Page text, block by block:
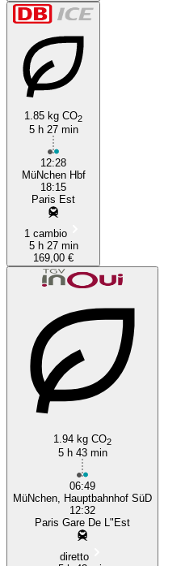
1.85 kg CO2
5 h 27 min
12:28
MüNchen Hbf
18:15
Paris Est
1 cambio
5 h 27 min
169,00 €
1.94 kg CO2
5 h 43 min
06:49
MüNchen, Hauptbahnhof SüD
12:32
Paris Gare De L"Est
diretto